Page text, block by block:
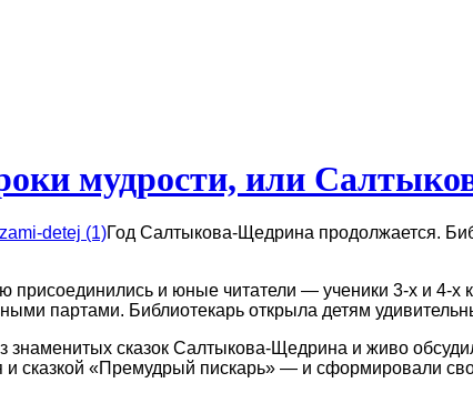
мудрости, или
Год Салтыкова‑Щедрина продолжается.
присоединились и юные читатели — ученики 3‑х и 4‑х
партами. Библиотекарь открыла детям
знаменитых сказок Салтыкова‑Щедрина и живо
сказкой «Премудрый пискарь» — и сформировали